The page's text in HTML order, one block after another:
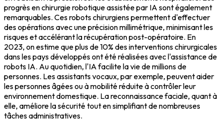
progrès en chirurgie robotique assistée par IA sont également
remarquables. Ces robots chirurgiens permettent d'effectuer
des opérations avec une précision millimétrique, minimisant les
risques et accélérant la récupération post-opératoire. En
2023, on estime que plus de 10% des interventions chirurgicales
dans les pays développés ont été réalisées avec l'assistance de
robots IA. Au quotidien, l'IA facilite la vie de millions de
personnes. Les assistants vocaux, par exemple, peuvent aider
les personnes âgées ou à mobilité réduite à contrôler leur
environnement domestique. La reconnaissance faciale, quant à
elle, améliore la sécurité tout en simplifiant de nombreuses
tâches administratives.